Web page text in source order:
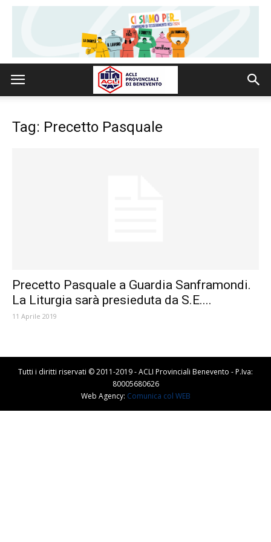
Tag: Precetto Pasquale
Precetto Pasquale a Guardia Sanframondi.
La Liturgia sarà presieduta da S.E....
11 Aprile 2019
Tutti i diritti riservati © 2011-2019 - ACLI Provinciali Benevento - P.Iva:
80005680626
Web Agency: Comunica col WEB